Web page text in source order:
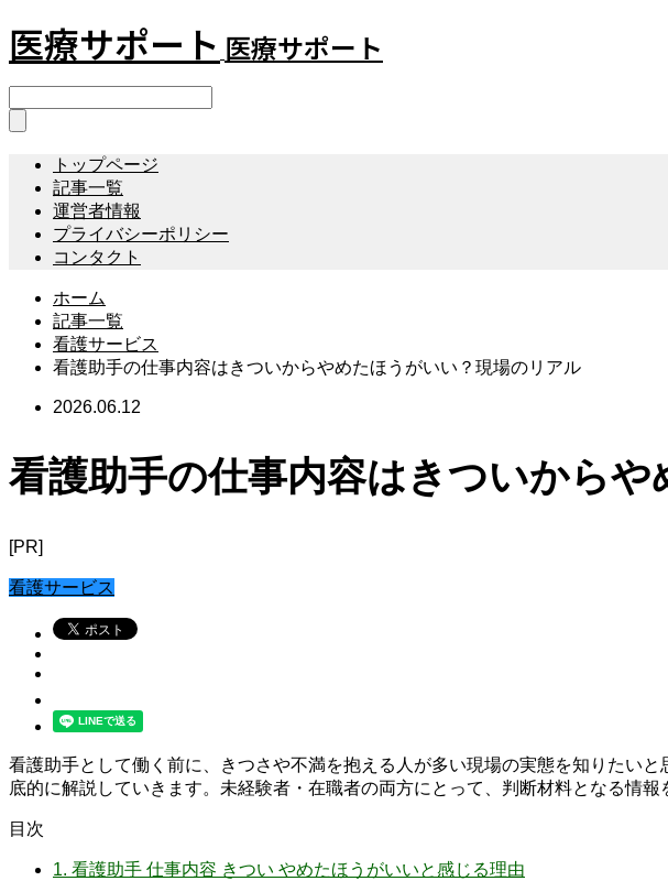
医療サポート 医療サポート
トップページ
記事一覧
運営者情報
プライバシーポリシー
コンタクト
ホーム
記事一覧
看護サービス
看護助手の仕事内容はきついからやめたほうがいい？現場のリアル
2026.06.12
看護助手の仕事内容はきついから
[PR]
看護サービス
看護助手として働く前に、きつさや不満を抱える人が多い現場の実態を知りたい
底的に解説していきます。未経験者・在職者の両方にとって、判断材料となる情
目次
1. 看護助手 仕事内容 きつい やめたほうがいいと感じる理由